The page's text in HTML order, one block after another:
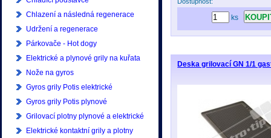
Chlazení a následná regenerace
Udržení a regenerace
Párkovače - Hot dogy
Elektrické a plynové grily na kuřata
Nože na gyros
Gyros grily Potis elektrické
Gyros grily Potis plynové
Grilovací plotny plynové a elektrické
Elektrické kontaktní grily a plotny
ks
Deska grilovací GN 1/1